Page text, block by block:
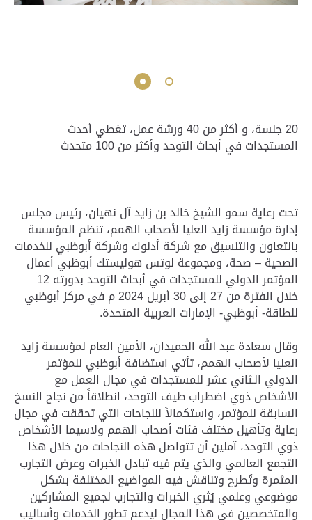
20 جلسة، و أكثر من 40 ورشة عمل، تغطي أحدث
المستجدات في أبحاث التوحد وأكثر من 100 متحدث
تحت رعاية سمو الشيخ خالد بن زايد آل نهيان، رئيس مجلس
إدارة مؤسسة زايد العليا لأصحاب الهمم، تنظم المؤسسة
بالتعاون والتنسيق مع شركة أدنوك وشركة أبوظبي للخدمات
الصحية – صحة، ومجموعة لوتس هوليستك أبوظبي أعمال
المؤتمر الدولي للمستجدات في أبحاث التوحد بدورته 12
خلال الفترة من 27 إلى 30 أبريل 2024 م في مركز أبوظبي
للطاقة- أبوظبي- الإمارات العربية المتحدة.
وقال سعادة عبد الله الحميدان، الأمين العام لمؤسسة زايد
العليا لأصحاب الهمم، تأتي استضافة أبوظبي للمؤتمر
الدولي الـثاني عشر للمستجدات في مجال العمل مع
الأشخاص ذوي اضطراب طيف التوحد، انطلاقاً من نجاح النسخ
السابقة للمؤتمر، واستكمالاً للنجاحات التي تحققت في مجال
رعاية وتأهيل مختلف فئات أصحاب الهمم ولاسيما الأشخاص
ذوي التوحد، آملين أن تتواصل هذه النجاحات من خلال هذا
التجمع العالمي والذي يتم فيه تبادل الخبرات وعرض التجارب
المثمرة وتُطرح وتناقش فيه المواضيع المختلفة بشكل
موضوعي وعلمي يُثري الخبرات والتجارب لجميع المشاركين
والمتخصصين في هذا المجال ليدعم تطور الخدمات وأساليب